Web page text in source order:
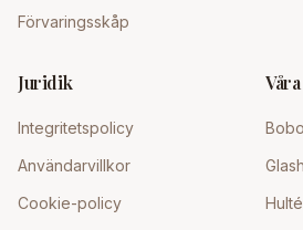
Förvaringsskåp
Juridik
Integritetspolicy
Användarvillkor
Cookie-policy